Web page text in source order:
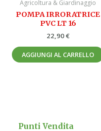
Agricoltura & Giardinaggio
POMPA IRRORATRICE
PVC LT 16
22,90€
AGGIUNGI AL CARRELLO
Punti Vendita